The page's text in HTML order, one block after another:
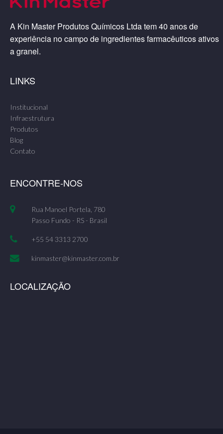
A Kin Master Produtos Químicos Ltda tem 40 anos de
experiência no campo de ingredientes farmacêuticos ativos
a granel.
LINKS
Institucional
Infraestrutura
Produtos
Blog
Contato
ENCONTRE-NOS
Rua Manoel Portela, 780
Passo Fundo - RS - Brasil
+55 54 3313 2700
kinmaster@kinmaster.com.br
LOCALIZAÇÃO